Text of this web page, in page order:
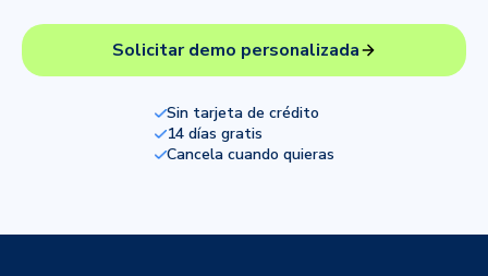
Solicitar demo personalizada
Sin tarjeta de crédito
14 días gratis
Cancela cuando quieras